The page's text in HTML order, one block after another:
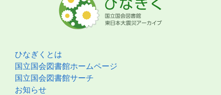
ひなぎくとは
国立国会図書館ホームページ
国立国会図書館サーチ
お知らせ